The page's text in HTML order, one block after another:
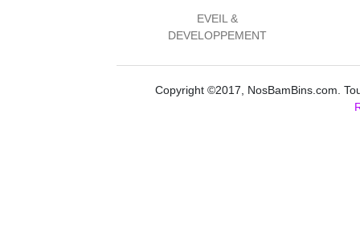
EVEIL &
DEVELOPPEMENT
Copyright ©2017, NosBamBins.com.